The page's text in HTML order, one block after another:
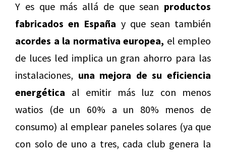
Y es que más allá de que sean productos
fabricados en España y que sean también
acordes a la normativa europea, el empleo
de luces led implica un gran ahorro para las
instalaciones, una mejora de su eficiencia
energética al emitir más luz con menos
watios (de un 60% a un 80% menos de
consumo) al emplear paneles solares (ya que
con solo de uno a tres, cada club genera la